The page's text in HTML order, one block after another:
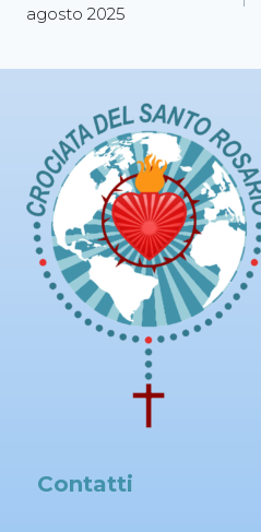
agosto 2025
Contatti